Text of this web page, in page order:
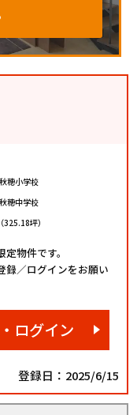
穂小学校
穂中学校
坪）
物件です。
録／ログインをお願い
ログイン
登録日：2025/6/15